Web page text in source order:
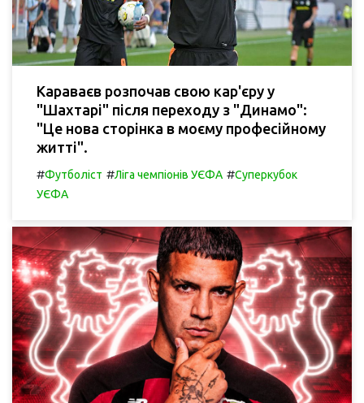
Караваєв розпочав свою кар'єру у
"Шахтарі" після переходу з "Динамо":
"Це нова сторінка в моєму професійному
житті".
#Футболіст #Ліга чемпіонів УЄФА #Суперкубок
УЄФА